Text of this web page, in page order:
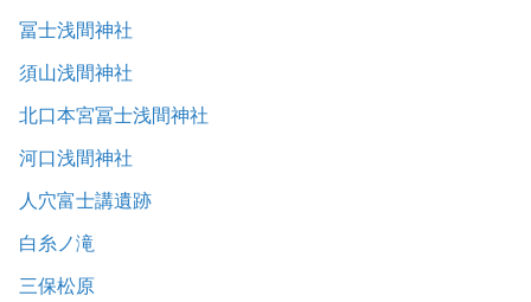
冨士浅間神社
須山浅間神社
北口本宮冨士浅間神社
河口浅間神社
人穴富士講遺跡
白糸ノ滝
三保松原